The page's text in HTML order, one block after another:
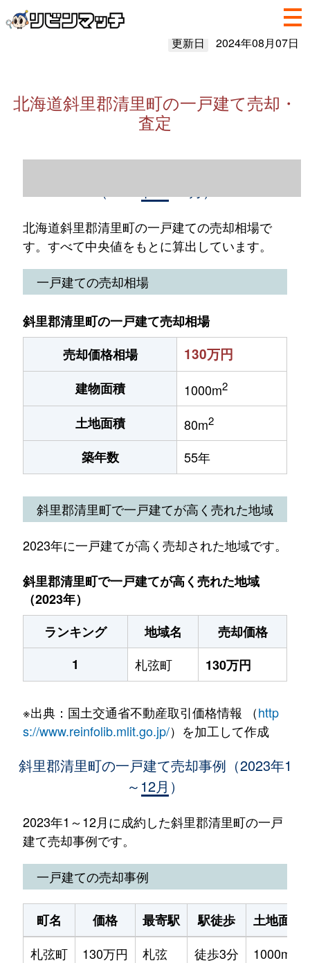
更新日 2024年08月07日
北海道斜里郡清里町の一戸建て売却・
査定
北海道斜里郡清里町の一戸建ての売却相場で
す。すべて中央値をもとに算出しています。
一戸建ての売却相場
斜里郡清里町の一戸建て売却相場
売却価格相場
130万円
建物面積 1000m2
土地面積 80m2
築年数 55年
斜里郡清里町で一戸建てが高く売れた地域
2023年に一戸建てが高く売却された地域です。
斜里郡清里町で一戸建てが高く売れた地域
（2023年）
ランキング
地域名
売却価格
1
札弦町 130万円
※出典：国土交通省不動産取引価格情報 （http
s://www.reinfolib.mlit.go.jp/）を加工して作成
斜里郡清里町の一戸建て売却事例（2023年1
～12月）
2023年1～12月に成約した斜里郡清里町の一戸
建て売却事例です。
一戸建ての売却事例
町名 価格 最寄駅 駅徒歩
土地面積
札弦町
130万円 札弦 徒歩3分 1000m²